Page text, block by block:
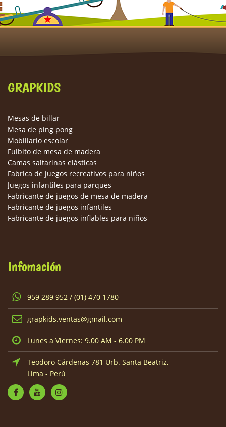
GRAPKIDS
Mesas de billar
Mesa de ping pong
Mobiliario escolar
Fulbito de mesa de madera
Camas saltarinas elásticas
Fabrica de juegos recreativos para niños
Juegos infantiles para parques
Fabricante de juegos de mesa de madera
Fabricante de juegos infantiles
Fabricante de juegos inflables para niños
Infomación
959 289 952 / (01) 470 1780
grapkids.ventas@gmail.com
Lunes a Viernes: 9.00 AM - 6.00 PM
Teodoro Cárdenas 781 Urb. Santa Beatriz,
Lima - Perú